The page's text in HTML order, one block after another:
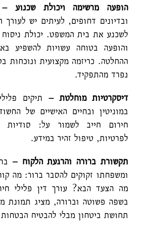
הופעה מרשימה ויכולת שכנוע –
ובדיונים דחופים, לעיתים יש
לשכנע את בית המשפט. יכולת ניסוח
והופעה בטוחה עשויות להשפיע
ההחלטה. כריזמה מקצועית ונוכחות
נפרד מהתפקיד.
דיסקרטיות מוחלטת – תיקים
במוניטין ובחיים האישיים של
חירום חייב לשמור על: סודיות
לפרטיות, טיפול זהיר במידע.
תקשורת ברורה והרגעת הלקוח –
ומשפחתו זקוקים להסבר ברור: מה
מה הצעד הבא? עורך דין פלילי
בשפה פשוטה וברורה, מציג תמונת
תחושת ביטחון מבלי להבטיח